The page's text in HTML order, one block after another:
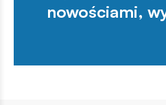
nowościami,